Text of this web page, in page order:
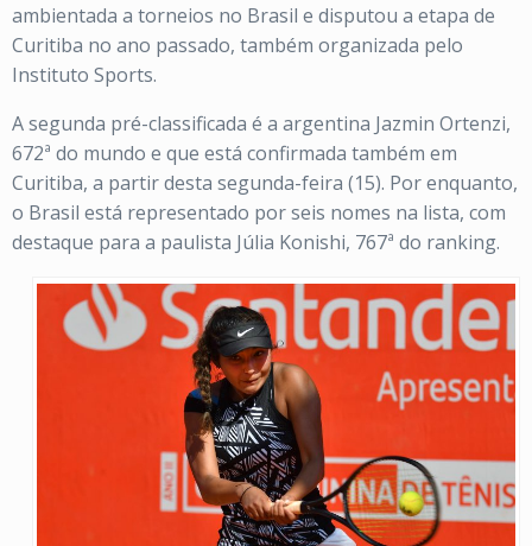
ambientada a torneios no Brasil e disputou a etapa de
Curitiba no ano passado, também organizada pelo
Instituto Sports.
A segunda pré-classificada é a argentina Jazmin Ortenzi,
672ª do mundo e que está confirmada também em
Curitiba, a partir desta segunda-feira (15). Por enquanto,
o Brasil está representado por seis nomes na lista, com
destaque para a paulista Júlia Konishi, 767ª do ranking.